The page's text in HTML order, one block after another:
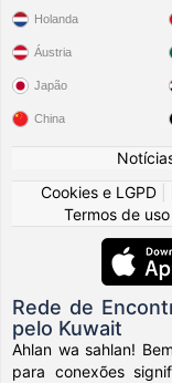
Holanda
Áustria
Japão
China
Cookies e LGPD
Termos de uso
Rede de
pelo Kuwait
Ahlan wa sahlan!
para conexões